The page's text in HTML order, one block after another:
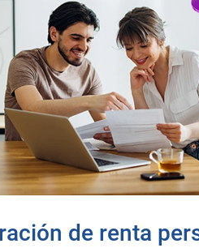
de renta